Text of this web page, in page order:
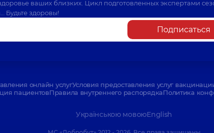
ваших близких. Цикл подготовленных экспертами
Будьте здоровы!
Подписаться
онлайн услугУсловия предоставления услуг
пациентовПравила внутреннего распорядкаПолитика
Українською мовоюEnglish